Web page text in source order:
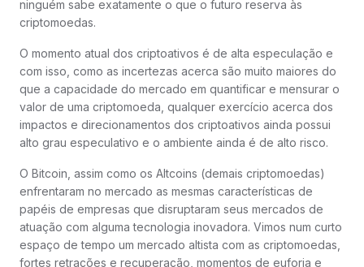
ninguém sabe exatamente o que o futuro reserva às
criptomoedas.
O momento atual dos criptoativos é de alta especulação e
com isso, como as incertezas acerca são muito maiores do
que a capacidade do mercado em quantificar e mensurar o
valor de uma criptomoeda, qualquer exercício acerca dos
impactos e direcionamentos dos criptoativos ainda possui
alto grau especulativo e o ambiente ainda é de alto risco.
O Bitcoin, assim como os Altcoins (demais criptomoedas)
enfrentaram no mercado as mesmas características de
papéis de empresas que disruptaram seus mercados de
atuação com alguma tecnologia inovadora. Vimos num curto
espaço de tempo um mercado altista com as criptomoedas,
fortes retrações e recuperação, momentos de euforia e